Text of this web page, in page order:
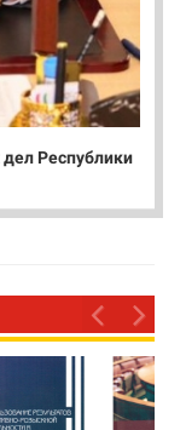
Республики